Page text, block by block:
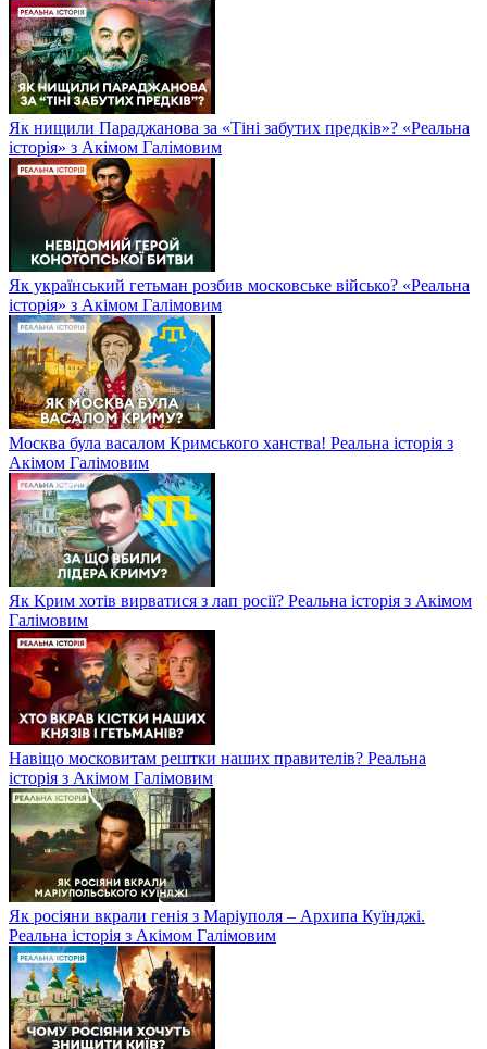
Як нищили Параджанова за «Тіні забутих предків»? «Реальна
історія» з Акімом Галімовим
Як український гетьман розбив московське військо? «Реальна
історія» з Акімом Галімовим
Москва була васалом Кримського ханства! Реальна історія з
Акімом Галімовим
Як Крим хотів вирватися з лап росії? Реальна історія з Акімом
Галімовим
Навіщо московитам рештки наших правителів? Реальна
історія з Акімом Галімовим
Як росіяни вкрали генія з Маріуполя – Архипа Куїнджі.
Реальна історія з Акімом Галімовим